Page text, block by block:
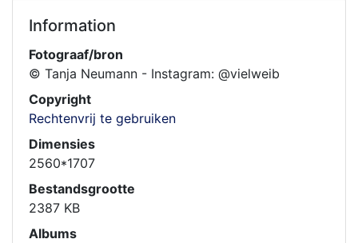
Information
Fotograaf/bron
© Tanja Neumann - Instagram: @vielweib
Copyright
Rechtenvrij te gebruiken
Dimensies
2560*1707
Bestandsgrootte
2387 KB
Albums